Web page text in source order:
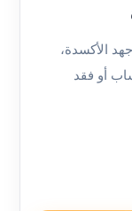
الأكسدة،
أو فقد